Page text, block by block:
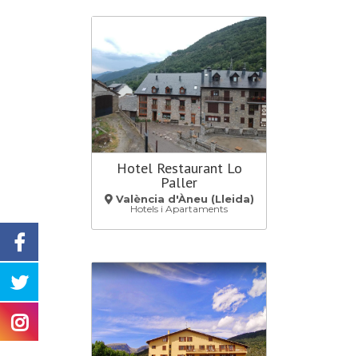
Hotel Restaurant Lo
Paller
València d'Àneu (Lleida)
Hotels i Apartaments